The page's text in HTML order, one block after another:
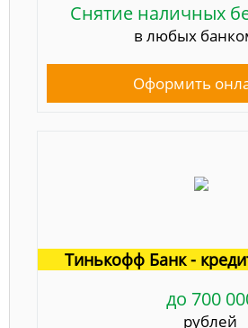
Снятие наличных
в любых
Оформить
Тинькофф Банк -
до 700
рублей